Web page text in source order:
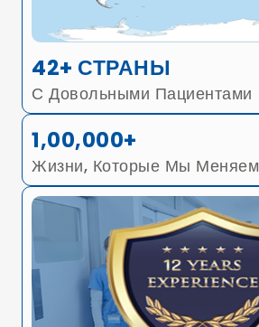
42+ СТРАНЫ
С Довольными Пациентами
1,00,000+
Жизни, Которые Мы Меняем